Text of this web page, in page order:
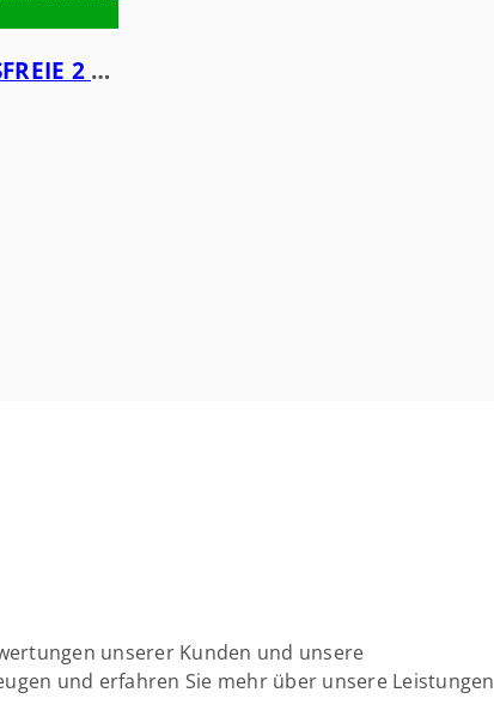
RESERVIERT - BEZUGSFREIE 2 ZIMMERWOHNUNG IN NIEDERSCHÖNHAUSEN
unserer Kunden und unsere
und erfahren Sie mehr über unsere Leistungen